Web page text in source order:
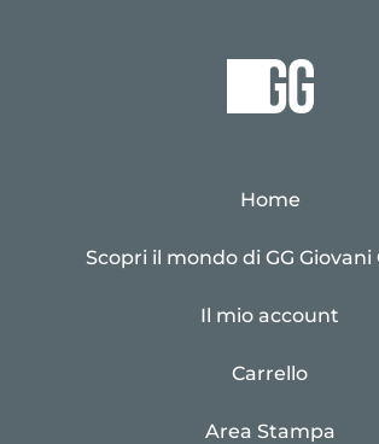
Home
Scopri il mondo di GG
Il mio account
Carrello
Area Stampa